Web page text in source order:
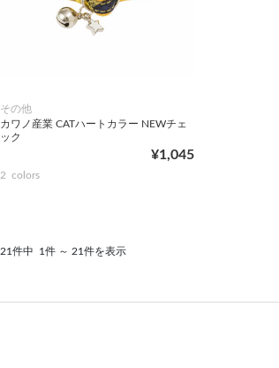
その他
カワノ産業 CATハートカラー NEWチェ
ック
¥1,045
2 colors
21件中 1件 ～ 21件を表示